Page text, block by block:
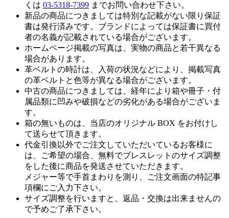
くは 03-5318-7399 までお問い合わせ下さい。
新品の商品につきましては特別な記載がない限り保証
書は発行済みです。ブランドによっては保証書に買付
者の名義が記載されている場合がございます。
ホームページ掲載の写真は、実物の商品と若干異なる
場合があります。
革ベルトの時計は、入荷の状況などにより、掲載写真
の革ベルトと色等が異なる場合がございます。
中古の商品につきましては、経年により箱や冊子・付
属品類に凹みや破損などの劣化がある場合がございま
す。
箱の無いものは、当店のオリジナル BOX をお付けし
て送らせて頂きます。
代金引換以外でご注文していただいているお客様に
は、ご希望の場合、無料でブレスレットのサイズ調整
をした後に商品を発送させていただきます。
メジャー等で手首まわりを測り、ご注文画面の特記事
項欄にご入力下さい。
サイズ調整を行いますと、返品・交換は出来ませんの
で予めご了承下さい。